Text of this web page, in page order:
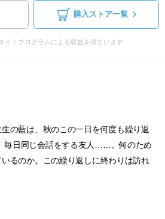
購入ストア一覧
イトプログラムによる収益を得ています
の藍は、秋のこの一日を何度も繰り返
毎日同じ会話をする友人……。何のため
るのか。この繰り返しに終わりは訪れ